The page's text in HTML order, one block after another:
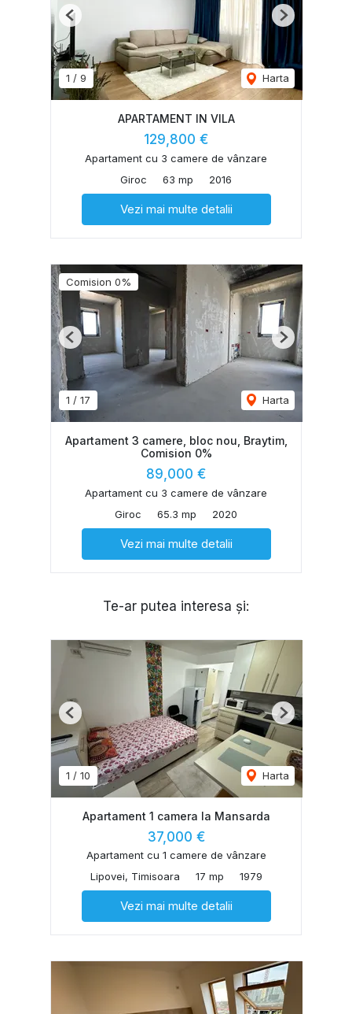
1 / 9 Harta
Previous Next
APARTAMENT IN VILA
129,800 €
Apartament cu 3 camere de vânzare
Giroc
63 mp 2016
Vezi mai multe detalii
Comision 0%
1 / 17 Harta
Previous Next
Apartament 3 camere, bloc nou, Braytim,
Comision 0%
89,000 €
Apartament cu 3 camere de vânzare
Giroc
65.3 mp 2020
Vezi mai multe detalii
Te-ar putea interesa și:
1 / 10 Harta
Previous Next
Apartament 1 camera la Mansarda
37,000 €
Apartament cu 1 camere de vânzare
Lipovei, Timisoara
17 mp 1979
Vezi mai multe detalii